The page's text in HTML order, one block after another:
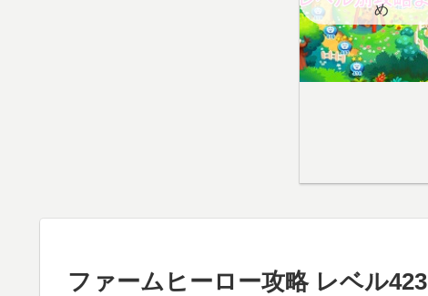
め
ファームヒーロー攻略 レベル423